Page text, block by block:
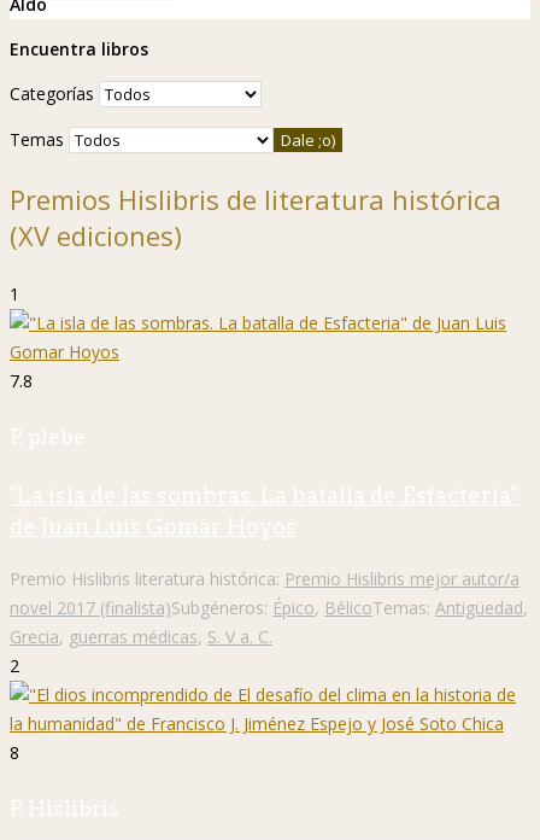
Encuentra libros
Categorías
Temas
Premios Hislibris de literatura histórica
(XV ediciones)
1
7.8
P. plebe
"La isla de las sombras. La batalla de Esfacteria"
de Juan Luis Gomar Hoyos
Premio Hislibris literatura histórica: Premio Hislibris mejor autor/a
novel 2017 (finalista)Subgéneros: Épico, BélicoTemas: Antigüedad,
Grecia, guerras médicas, S. V a. C.
2
8
P. Hislibris